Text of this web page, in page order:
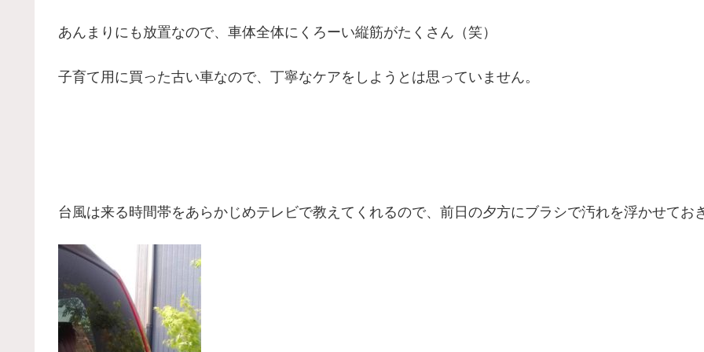
あんまりにも放置なので、車体全体にくろーい縦筋がたくさん（笑）
子育て用に買った古い車なので、丁寧なケアをしようとは思っていません。
台風は来る時間帯をあらかじめテレビで教えてくれるので、前日の夕方にブラシで汚れを浮かせてお